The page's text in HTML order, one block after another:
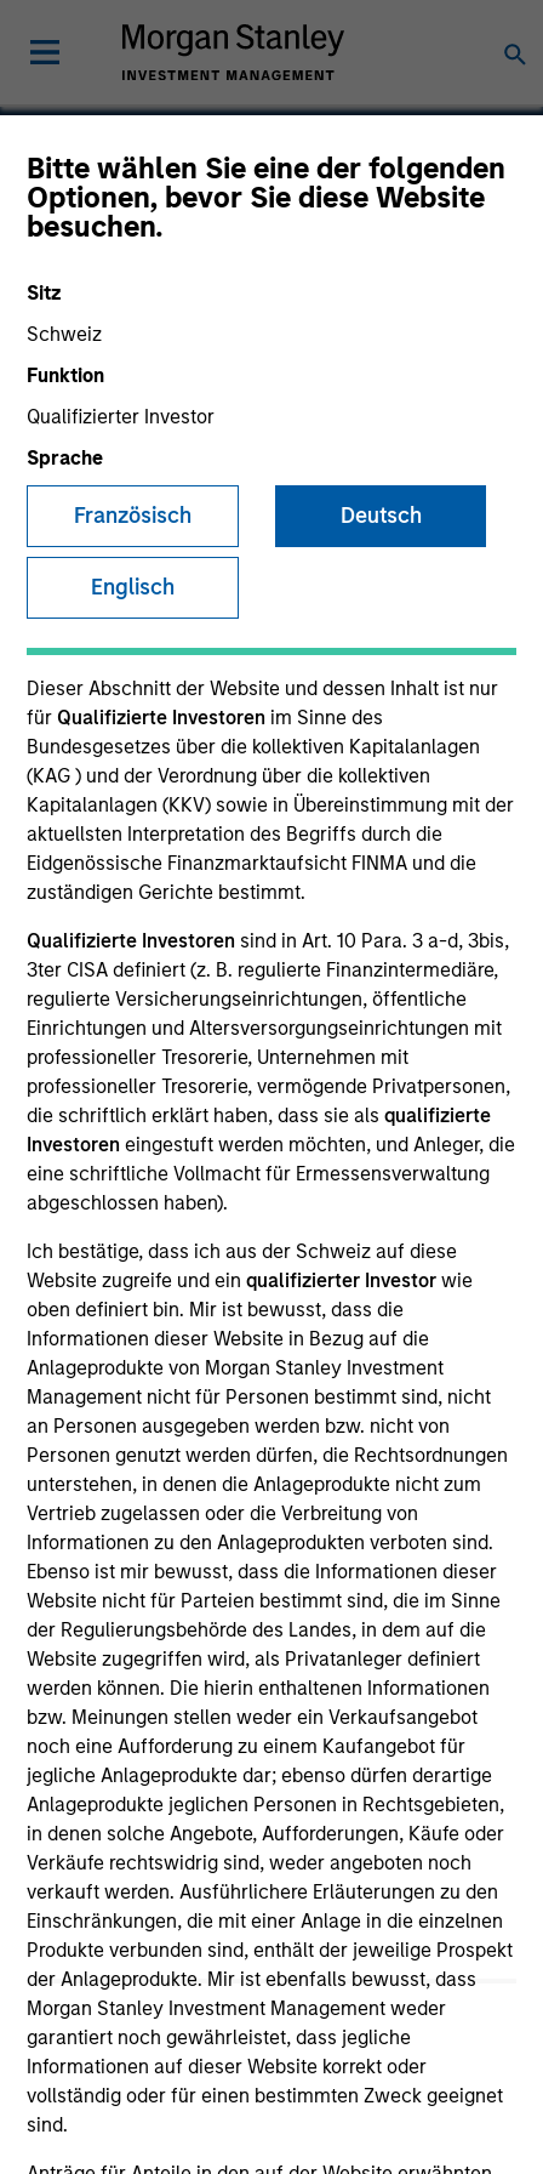
Bitte wählen Sie eine der folgenden
Optionen, bevor Sie diese Website
besuchen.
Sitz
Schweiz
Funktion
Qualifizierter Investor
Sprache
Französisch Deutsch
Englisch
Dieser Abschnitt der Website und dessen Inhalt ist nur
für Qualifizierte Investoren im Sinne des
Bundesgesetzes über die kollektiven Kapitalanlagen
(KAG ) und der Verordnung über die kollektiven
Kapitalanlagen (KKV) sowie in Übereinstimmung mit der
aktuellsten Interpretation des Begriffs durch die
Eidgenössische Finanzmarktaufsicht FINMA und die
zuständigen Gerichte bestimmt.
Qualifizierte Investoren sind in Art. 10 Para. 3 a-d, 3bis,
3ter CISA definiert (z. B. regulierte Finanzintermediäre,
regulierte Versicherungseinrichtungen, öffentliche
Einrichtungen und Altersversorgungseinrichtungen mit
professioneller Tresorerie, Unternehmen mit
professioneller Tresorerie, vermögende Privatpersonen,
die schriftlich erklärt haben, dass sie alsqualifizierte
Investoren eingestuft werden möchten, und Anleger, die
eine schriftliche Vollmacht für Ermessensverwaltung
abgeschlossen haben).
Ich bestätige, dass ich aus der Schweiz auf diese
Website zugreife und ein qualifizierter Investor wie
oben definiert bin. Mir ist bewusst, dass die
Informationen dieser Website in Bezug auf die
Anlageprodukte von Morgan Stanley Investment
Management nicht für Personen bestimmt sind, nicht
an Personen ausgegeben werden bzw. nicht von
Personen genutzt werden dürfen, die Rechtsordnungen
unterstehen, in denen die Anlageprodukte nicht zum
Vertrieb zugelassen oder die Verbreitung von
Informationen zu den Anlageprodukten verboten sind.
Ebenso ist mir bewusst, dass die Informationen dieser
Website nicht für Parteien bestimmt sind, die im Sinne
der Regulierungsbehörde des Landes, in dem auf die
Website zugegriffen wird, als Privatanleger definiert
werden können. Die hierin enthaltenen Informationen
bzw. Meinungen stellen weder ein Verkaufsangebot
noch eine Aufforderung zu einem Kaufangebot für
jegliche Anlageprodukte dar; ebenso dürfen derartige
Anlageprodukte jeglichen Personen in Rechtsgebieten,
in denen solche Angebote, Aufforderungen, Käufe oder
Verkäufe rechtswidrig sind, weder angeboten noch
verkauft werden. Ausführlichere Erläuterungen zu den
Einschränkungen, die mit einer Anlage in die einzelnen
Produkte verbunden sind, enthält der jeweilige Prospekt
der Anlageprodukte. Mir ist ebenfalls bewusst, dass
Morgan Stanley Investment Management weder
garantiert noch gewährleistet, dass jegliche
Informationen auf dieser Website korrekt oder
vollständig oder für einen bestimmten Zweck geeignet
sind.
Core Security
SECTOR
Technology
COUNTRY
United States
Invested on
Nov 2008
Transaction Type
First Institutional
Realization Date
Jan 2015
vulnerability assessment. Acquired by Courion.
View Site
Investment Team
Morgan Stanley Expansion Capital
As of July 25, 2025. The above is provided for informational
and educational purposes only. There is no guarantee that
the investment mentioned resulted in positive performance
(for realized holdings), or will perform well in the future (for
current holdings). The trademarks and service marks above
are the property of their respective owners. The information
on this website has not been authorized, sponsored, or
otherwise approved by such owners. By clicking on any
links shown here, you agree that you are navigating to a
third party site. We are providing these hyperlinks to you
only as a convenience and the inclusion of any hyperlink is
not and does not imply any endorsement, approval,
investigation, verification or monitoring by us of any
information contained in any hyperlinked site. In no event
shall we be responsible for the information contained on
the site or your use of such site.